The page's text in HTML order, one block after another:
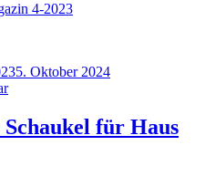
4-2023
5. Oktober 2024
zu
für
den
für Haus